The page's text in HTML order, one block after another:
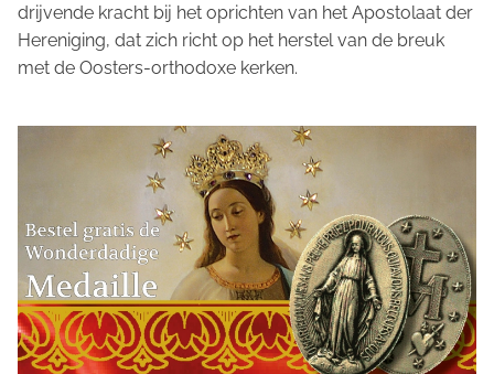
drijvende kracht bij het oprichten van het Apostolaat der
Hereniging, dat zich richt op het herstel van de breuk
met de Oosters-orthodoxe kerken.